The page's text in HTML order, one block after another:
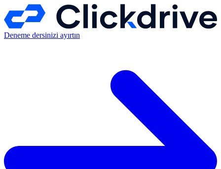
Deneme dersinizi ayırtın